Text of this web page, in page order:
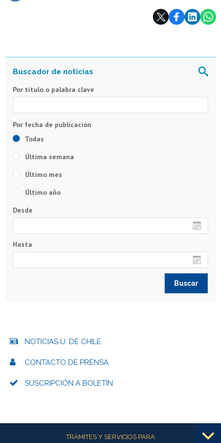
Por título o palabra clave
Todas
Última semana
Último mes
Último año
Desde
Hasta
NOTICIAS U. DE CHILE
CONTACTO DE PRENSA
SUSCRIPCIÓN A BOLETÍN
Más informaciónTRÁMITES Y SERVICIOS PARA